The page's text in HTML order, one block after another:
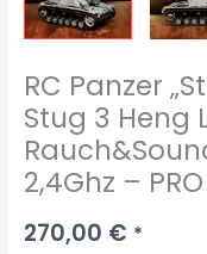
RC Panzer
Stug 3 Heng
2,4Ghz – PRO
270,00 € *